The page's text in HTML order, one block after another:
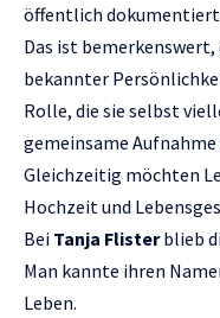
öffentlich
Das ist
bekannter
Rolle, die sie selbst
gemeinsame Aufnahme
Gleichzeitig möchten
Hochzeit und
Bei Tanja Flisterblieb
Man kannte ihren
Leben.